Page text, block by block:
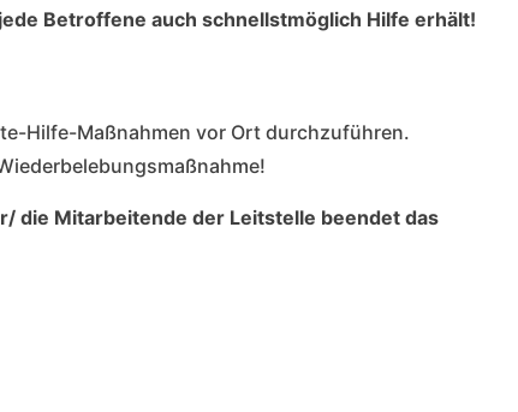
Betroffene auch schnellstmöglich Hilfe erhält!
Hilfe-Maßnahmen vor Ort durchzuführen.
die Mitarbeitende der Leitstelle beendet das